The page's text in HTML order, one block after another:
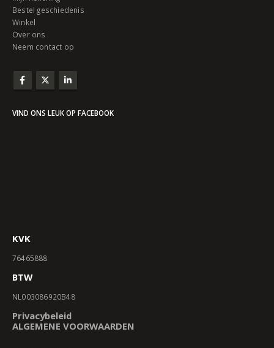
Bestel geschiedenis
Winkel
Over ons
Neem contact op
VIND ONS LEUK OP FACEBOOK
KVK
76465888
BTW
NL003086920B48
Privacybeleid
ALGEMENE VOORWAARDEN